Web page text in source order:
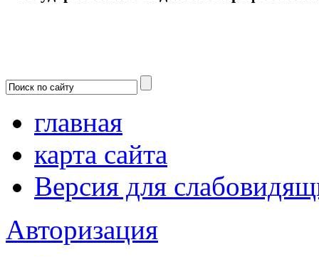
главная
карта сайта
Версия для
Авторизация